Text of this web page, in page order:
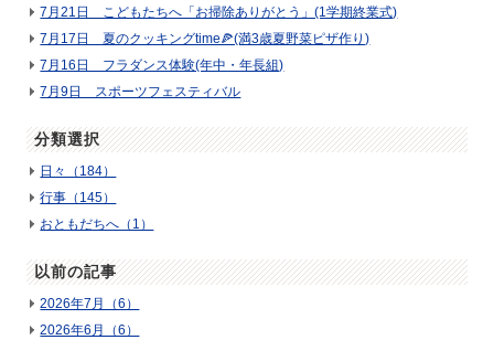
7月21日 こどもたちへ「お掃除ありがとう」(1学期終業式)
7月17日 夏のクッキングtime🍕(満3歳夏野菜ピザ作り)
7月16日 フラダンス体験(年中・年長組)
7月9日 スポーツフェスティバル
分類選択
日々（184）
行事（145）
おともだちへ（1）
以前の記事
2026年7月（6）
2026年6月（6）